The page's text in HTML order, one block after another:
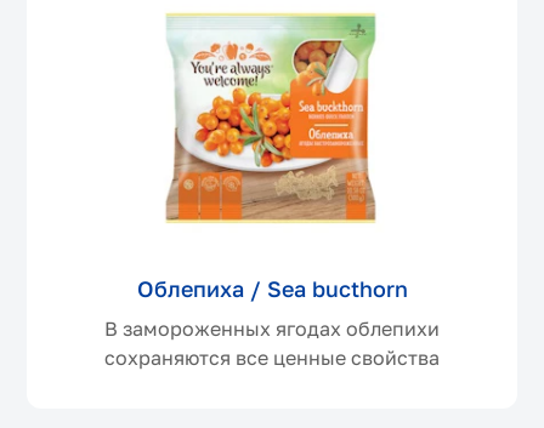
Облепиха / Sea bucthorn
В замороженных ягодах облепихи
сохраняются все ценные свойства